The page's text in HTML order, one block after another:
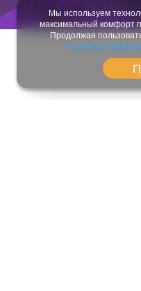
Мы используем
максимальный комфорт
Продолжая
политикой